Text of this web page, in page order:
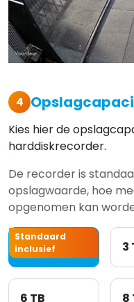
4
Kies hier de
harddiskrecorder.
De recorder is
opslagwaarde, hoe
opgenomen kan
Standaard
inclusief
2 TB 3
6 TB 8